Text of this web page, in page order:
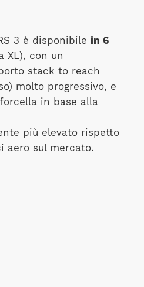
3 è disponibile in 6
XL), con un
stack to reach
molto progressivo, e
in base alla
più elevato rispetto
aero sul mercato.